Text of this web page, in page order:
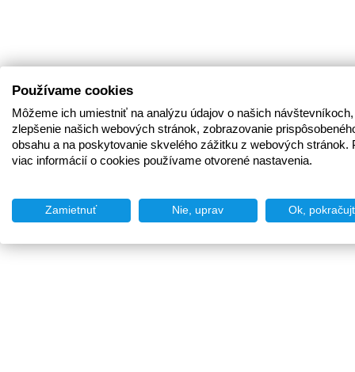
Používame cookies
Môžeme ich umiestniť na analýzu údajov o našich
zlepšenie našich webových stránok, zobrazovanie
obsahu a na poskytovanie skvelého zážitku z webových stránok.
viac informácií o cookies používame otvorené nastavenia.
Zamietnuť Nie, uprav Ok,